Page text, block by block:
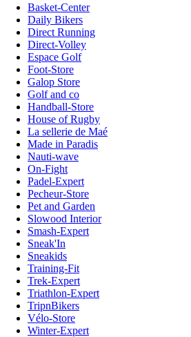
Basket-Center
Daily Bikers
Direct Running
Direct-Volley
Espace Golf
Foot-Store
Galop Store
Golf and co
Handball-Store
House of Rugby
La sellerie de Maé
Made in Paradis
Nauti-wave
On-Fight
Padel-Expert
Pecheur-Store
Pet and Garden
Slowood Interior
Smash-Expert
Sneak'In
Sneakids
Training-Fit
Trek-Expert
Triathlon-Expert
TripnBikers
Vélo-Store
Winter-Expert